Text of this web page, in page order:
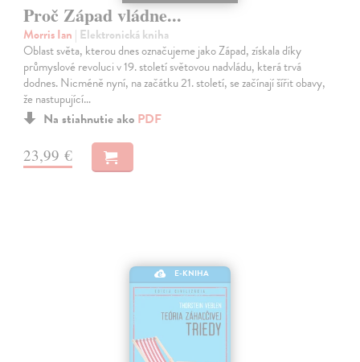
Proč Západ vládne...
Morris Ian | Elektronická kniha
Oblast světa, kterou dnes označujeme jako Západ, získala díky
průmyslové revoluci v 19. století světovou nadvládu, která trvá
dodnes. Nicméně nyní, na začátku 21. století, se začínají šířit obavy,
že nastupující…
Na stiahnutie ako PDF
23,99 €
E-KNIHA